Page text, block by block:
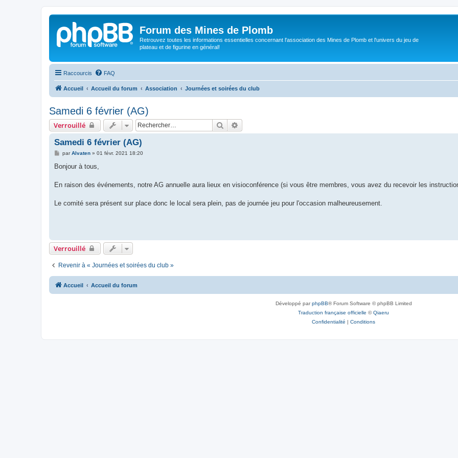
Forum des Mines de Plomb
Retrouvez toutes les informations essentielles concernant l'association des Mines de Plomb et l'univers du jeu de
plateau et de figurine en général!
Raccourcis FAQ
Accueil Accueil du forum Association Journées et soirées du club
Samedi 6 février (AG)
Verrouillé Rechercher
Samedi 6 février (AG)
M
s
g
parAlvaten» 01 févr. 2021 18:20
Bonjour à tous,
En raison des événements, notre AG annuelle aura lieux en visioconférence (si vous être membres, vous avez du recevoir les
Le comité sera présent sur place donc le local sera plein, pas de journée jeu pour l'occasion malheureusement.
Verrouillé
Revenir à « Journées et soirées du club »
Accueil Accueil du forum
Développé parphpBB® Forum Software © phpBB Limited
Traduction française officielle ©Qiaeru
Confidentialité | Conditions